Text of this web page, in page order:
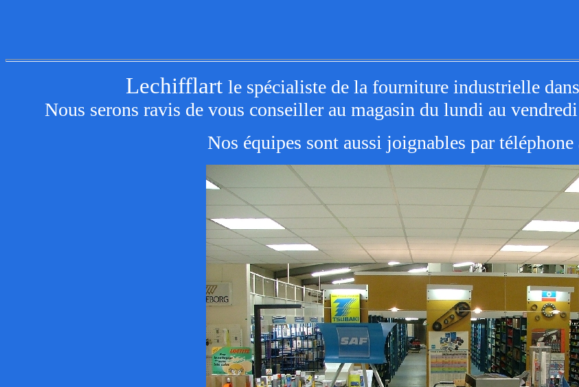
Lechifflart le spécialiste de la fourniture industrielle
Nous serons ravis de vous conseiller au magasin du lundi au
Nos équipes sont aussi joignables par